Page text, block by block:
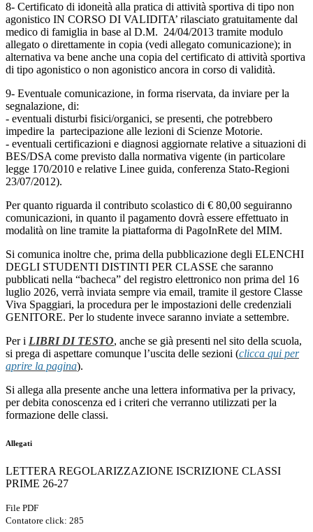
8- Certificato di idoneità alla pratica di attività sportiva di tipo non
agonistico IN CORSO DI VALIDITA’ rilasciato gratuitamente dal
medico di famiglia in base al D.M. 24/04/2013 tramite modulo
allegato o direttamente in copia (vedi allegato comunicazione); in
alternativa va bene anche una copia del certificato di attività sportiva
di tipo agonistico o non agonistico ancora in corso di validità.
9- Eventuale comunicazione, in forma riservata, da inviare per la
segnalazione, di:
- eventuali disturbi fisici/organici, se presenti, che potrebbero
impedire la partecipazione alle lezioni di Scienze Motorie.
- eventuali certificazioni e diagnosi aggiornate relative a situazioni di
BES/DSA come previsto dalla normativa vigente (in particolare
legge 170/2010 e relative Linee guida, conferenza Stato-Regioni
23/07/2012).
Per quanto riguarda il contributo scolastico di € 80,00 seguiranno
comunicazioni, in quanto il pagamento dovrà essere effettuato in
modalità on line tramite la piattaforma di PagoInRete del MIM.
Si comunica inoltre che, prima della pubblicazione degli ELENCHI
DEGLI STUDENTI DISTINTI PER CLASSE che saranno
pubblicati nella “bacheca” del registro elettronico non prima del 16
luglio 2026, verrà inviata sempre via email, tramite il gestore Classe
Viva Spaggiari, la procedura per le impostazioni delle credenziali
GENITORE. Per lo studente invece saranno inviate a settembre.
Per i LIBRI DI TESTO, anche se già presenti nel sito della scuola,
si prega di aspettare comunque l’uscita delle sezioni (clicca qui per
aprire la pagina).
Si allega alla presente anche una lettera informativa per la privacy,
per debita conoscenza ed i criteri che verranno utilizzati per la
formazione delle classi.
Allegati
LETTERA REGOLARIZZAZIONE ISCRIZIONE CLASSI
PRIME 26-27
File PDF
Contatore click: 285